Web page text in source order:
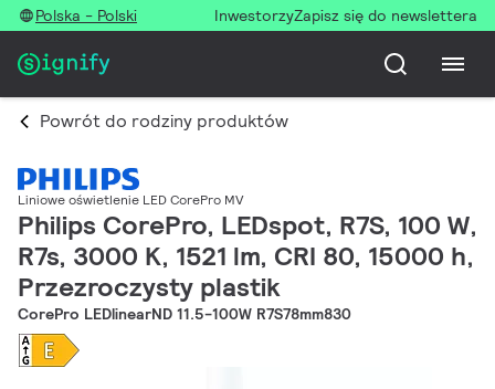
Polska - Polski InwestorzyZapisz się do newslettera
Powrót do rodziny produktów
Liniowe oświetlenie LED CorePro MV
Philips CorePro, LEDspot, R7S, 100 W,
R7s, 3000 K, 1521 lm, CRI 80, 15000 h,
Przezroczysty plastik
CorePro LEDlinearND 11.5-100W R7S78mm830